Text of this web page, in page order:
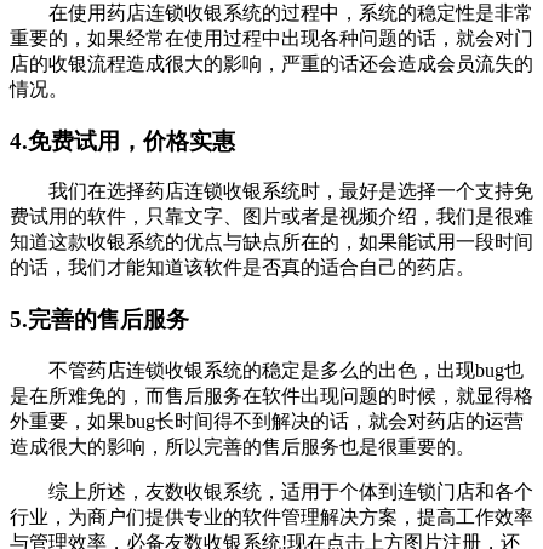
在使用药店连锁收银系统的过程中，系统的稳定性是非常
重要的，如果经常在使用过程中出现各种问题的话，就会对门
店的收银流程造成很大的影响，严重的话还会造成会员流失的
情况。
4.免费试用，价格实惠
我们在选择药店连锁收银系统时，最好是选择一个支持免
费试用的软件，只靠文字、图片或者是视频介绍，我们是很难
知道这款收银系统的优点与缺点所在的，如果能试用一段时间
的话，我们才能知道该软件是否真的适合自己的药店。
5.完善的售后服务
不管药店连锁收银系统的稳定是多么的出色，出现bug也
是在所难免的，而售后服务在软件出现问题的时候，就显得格
外重要，如果bug长时间得不到解决的话，就会对药店的运营
造成很大的影响，所以完善的售后服务也是很重要的。
综上所述，友数收银系统，适用于个体到连锁门店和各个
行业，为商户们提供专业的软件管理解决方案，提高工作效率
与管理效率，必备友数收银系统!现在点击上方图片注册，还